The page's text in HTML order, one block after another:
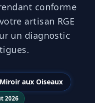
conforme
artisan RGE
un diagnostic
aux Oiseaux
2026